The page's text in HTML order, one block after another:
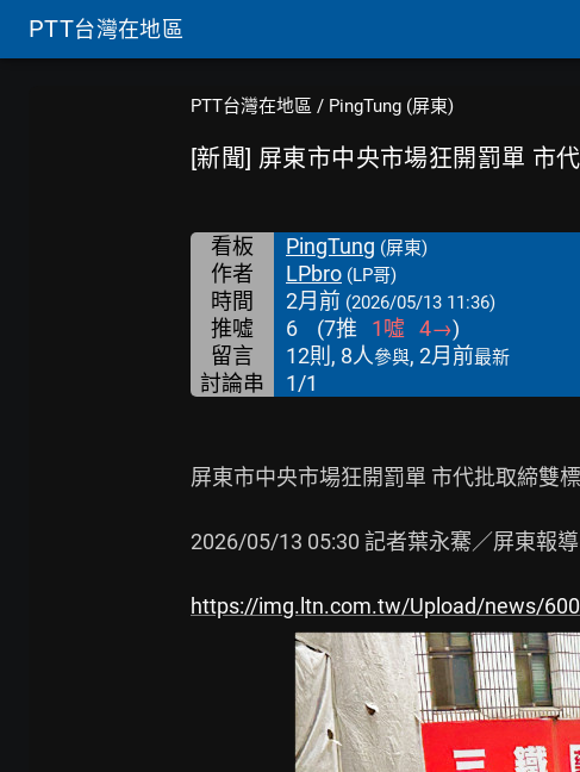
PTT台灣在地區
PTT台灣在地區 / PingTung (屏東)
[新聞] 屏東市中央市場狂開罰單 市
看板 PingTung (屏東)
作者 LPbro (LP哥)
時間 2月前 (2026/05/13 11:36)
推噓 6 (7推 1噓 4→)
留言
12則, 8人參與, 2月前最新
討論串 1/1
屏東市中央市場狂開罰單 市代批取締雙標
2026/05/13 05:30 記者葉永騫／屏東報導
https://img.ltn.com.tw/Upload/news/